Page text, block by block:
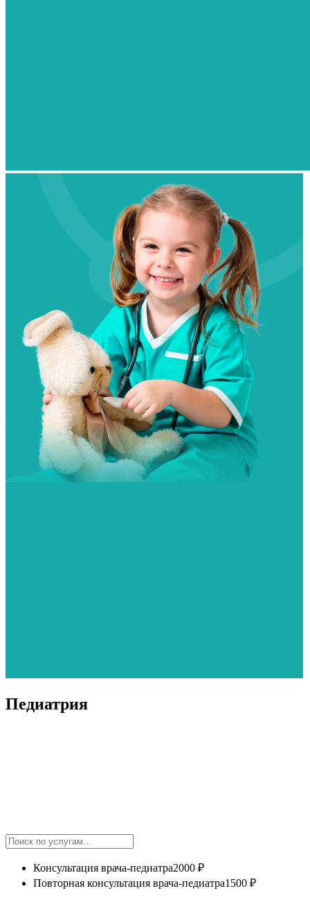
Педиатрия
Консультация врача-педиатра2000 ₽
Повторная консультация врача-педиатра1500 ₽